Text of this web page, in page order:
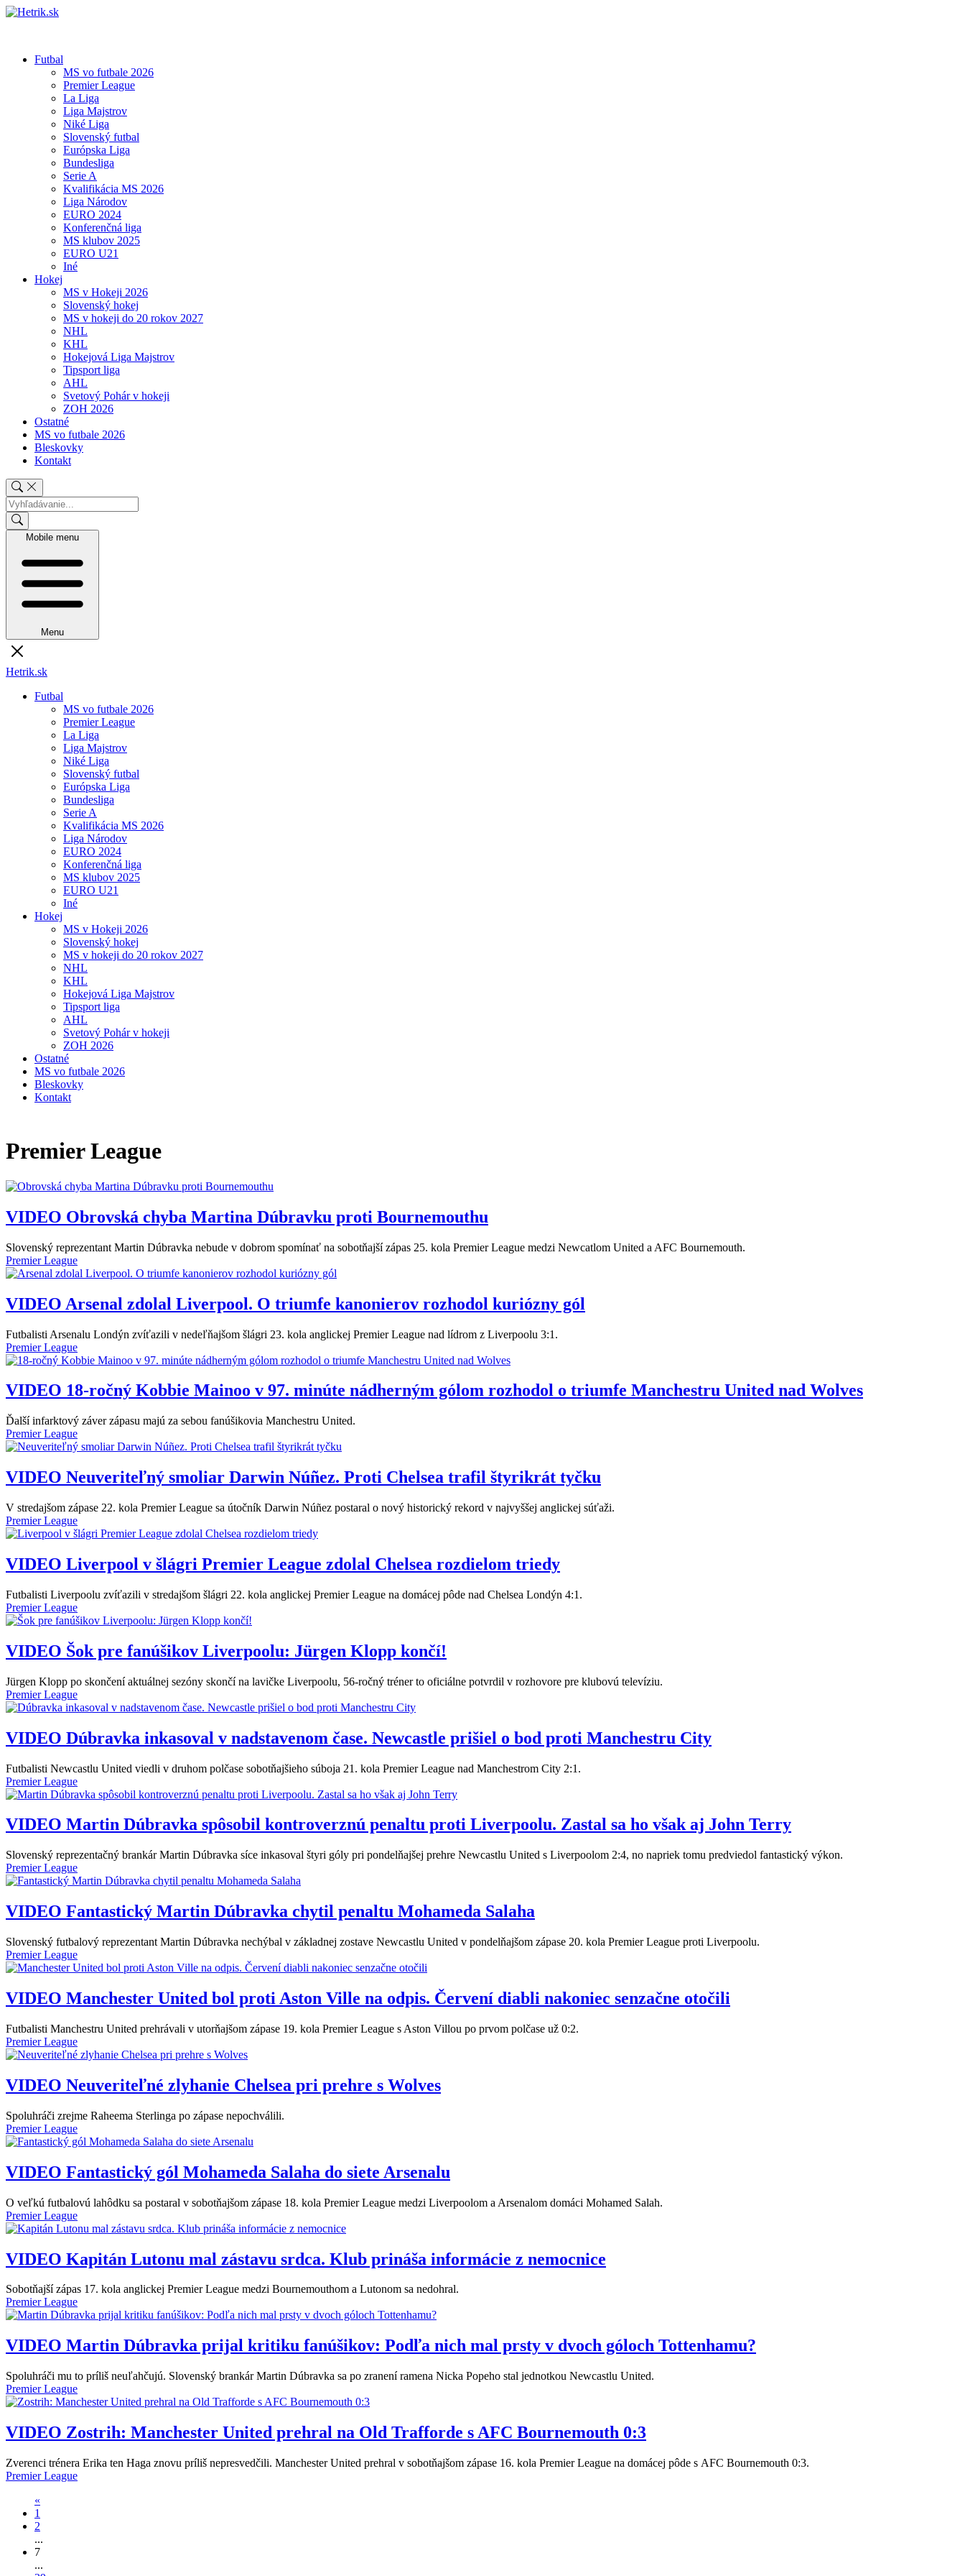
Futbal
MS vo futbale 2026
Premier League
La Liga
Liga Majstrov
Niké Liga
Slovenský futbal
Európska Liga
Bundesliga
Serie A
Kvalifikácia MS 2026
Liga Národov
EURO 2024
Konferenčná liga
MS klubov 2025
EURO U21
Iné
Hokej
MS v Hokeji 2026
Slovenský hokej
MS v hokeji do 20 rokov 2027
NHL
KHL
Hokejová Liga Majstrov
Tipsport liga
AHL
Svetový Pohár v hokeji
ZOH 2026
Ostatné
MS vo futbale 2026
Bleskovky
Kontakt
Mobile menu
Menu
Hetrik.sk
Futbal
MS vo futbale 2026
Premier League
La Liga
Liga Majstrov
Niké Liga
Slovenský futbal
Európska Liga
Bundesliga
Serie A
Kvalifikácia MS 2026
Liga Národov
EURO 2024
Konferenčná liga
MS klubov 2025
EURO U21
Iné
Hokej
MS v Hokeji 2026
Slovenský hokej
MS v hokeji do 20 rokov 2027
NHL
KHL
Hokejová Liga Majstrov
Tipsport liga
AHL
Svetový Pohár v hokeji
ZOH 2026
Ostatné
MS vo futbale 2026
Bleskovky
Kontakt
Premier League
VIDEO Obrovská chyba Martina Dúbravku proti Bournemouthu
Slovenský reprezentant Martin Dúbravka nebude v dobrom spomínať na sobotňajší zápas 25. kola Premier League medzi Newcatlom United a AFC Bournemouth.
Premier League
VIDEO Arsenal zdolal Liverpool. O triumfe kanonierov rozhodol kuriózny gól
Futbalisti Arsenalu Londýn zvíťazili v nedeľňajšom šlágri 23. kola anglickej Premier League nad lídrom z Liverpoolu 3:1.
Premier League
VIDEO 18-ročný Kobbie Mainoo v 97. minúte nádherným gólom rozhodol o triumfe Manchestru United nad Wolves
Ďalší infarktový záver zápasu majú za sebou fanúšikovia Manchestru United.
Premier League
VIDEO Neuveriteľný smoliar Darwin Núñez. Proti Chelsea trafil štyrikrát tyčku
V stredajšom zápase 22. kola Premier League sa útočník Darwin Núñez postaral o nový historický rekord v najvyššej anglickej súťaži.
Premier League
VIDEO Liverpool v šlágri Premier League zdolal Chelsea rozdielom triedy
Futbalisti Liverpoolu zvíťazili v stredajšom šlágri 22. kola anglickej Premier League na domácej pôde nad Chelsea Londýn 4:1.
Premier League
VIDEO Šok pre fanúšikov Liverpoolu: Jürgen Klopp končí!
Jürgen Klopp po skončení aktuálnej sezóny skončí na lavičke Liverpoolu, 56-ročný tréner to oficiálne potvrdil v rozhovore pre klubovú televíziu.
Premier League
VIDEO Dúbravka inkasoval v nadstavenom čase. Newcastle prišiel o bod proti Manchestru City
Futbalisti Newcastlu United viedli v druhom polčase sobotňajšieho súboja 21. kola Premier League nad Manchestrom City 2:1.
Premier League
VIDEO Martin Dúbravka spôsobil kontroverznú penaltu proti Liverpoolu. Zastal sa ho však aj John Terry
Slovenský reprezentačný brankár Martin Dúbravka síce inkasoval štyri góly pri pondelňajšej prehre Newcastlu United s Liverpoolom 2:4, no napriek tomu predviedol fantastický výkon.
Premier League
VIDEO Fantastický Martin Dúbravka chytil penaltu Mohameda Salaha
Slovenský futbalový reprezentant Martin Dúbravka nechýbal v základnej zostave Newcastlu United v pondelňajšom zápase 20. kola Premier League proti Liverpoolu.
Premier League
VIDEO Manchester United bol proti Aston Ville na odpis. Červení diabli nakoniec senzačne otočili
Futbalisti Manchestru United prehrávali v utorňajšom zápase 19. kola Premier League s Aston Villou po prvom polčase už 0:2.
Premier League
VIDEO Neuveriteľné zlyhanie Chelsea pri prehre s Wolves
Spoluhráči zrejme Raheema Sterlinga po zápase nepochválili.
Premier League
VIDEO Fantastický gól Mohameda Salaha do siete Arsenalu
O veľkú futbalovú lahôdku sa postaral v sobotňajšom zápase 18. kola Premier League medzi Liverpoolom a Arsenalom domáci Mohamed Salah.
Premier League
VIDEO Kapitán Lutonu mal zástavu srdca. Klub prináša informácie z nemocnice
Sobotňajší zápas 17. kola anglickej Premier League medzi Bournemouthom a Lutonom sa nedohral.
Premier League
VIDEO Martin Dúbravka prijal kritiku fanúšikov: Podľa nich mal prsty v dvoch góloch Tottenhamu?
Spoluhráči mu to príliš neuľahčujú. Slovenský brankár Martin Dúbravka sa po zranení ramena Nicka Popeho stal jednotkou Newcastlu United.
Premier League
VIDEO Zostrih: Manchester United prehral na Old Trafforde s AFC Bournemouth 0:3
Zverenci trénera Erika ten Haga znovu príliš nepresvedčili. Manchester United prehral v sobotňajšom zápase 16. kola Premier League na domácej pôde s AFC Bournemouth 0:3.
Premier League
«
1
2
...
7
...